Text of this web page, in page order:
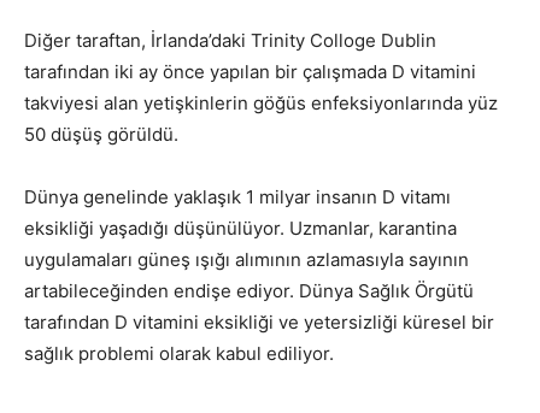
Diğer taraftan, İrlanda’daki Trinity Colloge Dublin
tarafından iki ay önce yapılan bir çalışmada D vitamini
takviyesi alan yetişkinlerin göğüs enfeksiyonlarında yüz
50 düşüş görüldü.
Dünya genelinde yaklaşık 1 milyar insanın D vitamı
eksikliği yaşadığı düşünülüyor. Uzmanlar, karantina
uygulamaları güneş ışığı alımının azlamasıyla sayının
artabileceğinden endişe ediyor. Dünya Sağlık Örgütü
tarafından D vitamini eksikliği ve yetersizliği küresel bir
sağlık problemi olarak kabul ediliyor.